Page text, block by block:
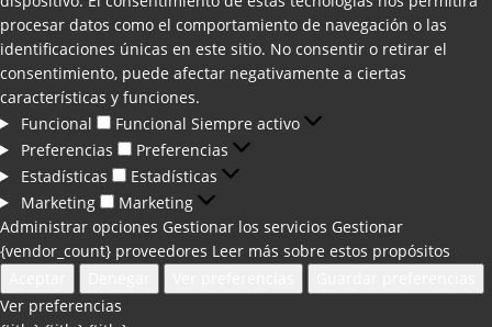
procesar datos como el comportamiento de navegación o las
identificaciones únicas en este sitio. No consentir o retirar el
consentimiento, puede afectar negativamente a ciertas
características y funciones.
Funcional
Funcional Siempre activo
Preferencias
Preferencias
Estadísticas
Estadísticas
Marketing
Marketing
Administrar opciones Gestionar los servicios Gestionar
{vendor_count} proveedores Leer más sobre estos propósitos
Ver preferencias